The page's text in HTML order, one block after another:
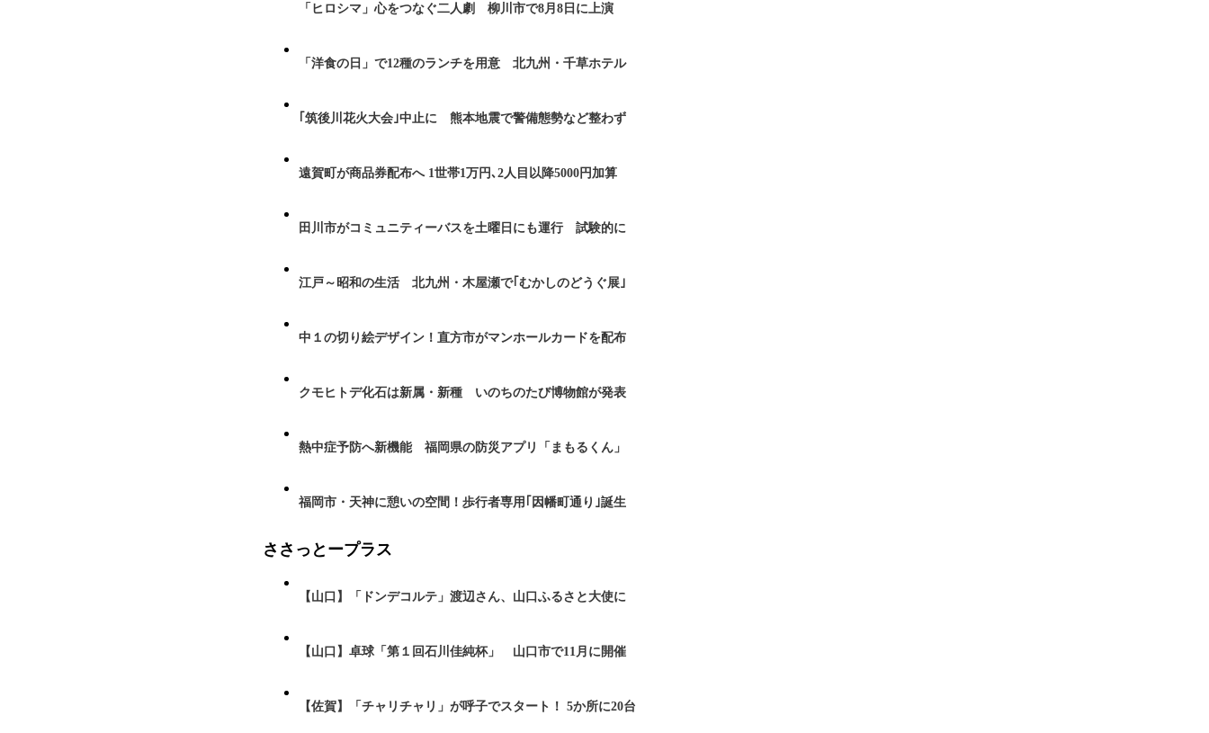
「ヒロシマ」心をつなぐ二人劇 柳川市で8月8日に上演
「洋食の日」で12種のランチを用意 北九州・千草ホテル
｢筑後川花火大会｣中止に 熊本地震で警備態勢など整わず
遠賀町が商品券配布へ 1世帯1万円､2人目以降5000円加算
田川市がコミュニティーバスを土曜日にも運行 試験的に
江戸～昭和の生活 北九州・木屋瀬で｢むかしのどうぐ展｣
中１の切り絵デザイン！直方市がマンホールカードを配布
クモヒトデ化石は新属・新種 いのちのたび博物館が発表
熱中症予防へ新機能 福岡県の防災アプリ「まもるくん」
福岡市・天神に憩いの空間！歩行者専用｢因幡町通り｣誕生
ささっとープラス
【山口】「ドンデコルテ」渡辺さん、山口ふるさと大使に
【山口】卓球「第１回石川佳純杯」 山口市で11月に開催
【佐賀】「チャリチャリ」が呼子でスタート！ 5か所に20台